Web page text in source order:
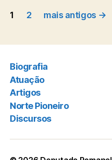
Paginação
posts
1 2 mais antigos →
Biografia
Atuação
Artigos
Norte Pioneiro
Discursos